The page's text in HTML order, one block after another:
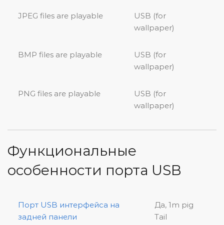
JPEG files are playable
USB (for
wallpaper)
BMP files are playable
USB (for
wallpaper)
PNG files are playable
USB (for
wallpaper)
Функциональные
особенности порта USB
Порт USB интерфейса на
задней панели
Да, 1m pig
Tail